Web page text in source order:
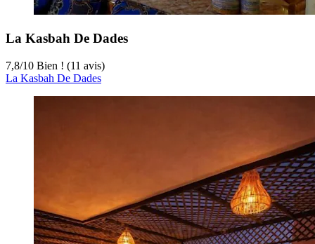
La Kasbah De Dades
7,8/10 Bien ! (11 avis)
La Kasbah De Dades